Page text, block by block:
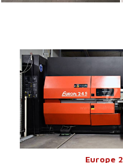
Baujahr:
Arbeitsflaeche
Presskraft
Max. Blechdicke
Max. Werkstückgewicht
Maschinenabmessungen L x
Kontrollsystem
Steuerung Fanuc
Europe